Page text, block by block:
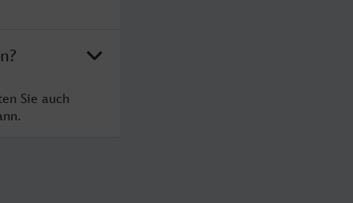
Sie auch